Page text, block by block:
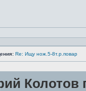
Re: Ищу нож.5-8т.р.повар
Колотов